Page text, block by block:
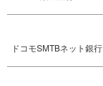
ドコモSMTBネット銀行